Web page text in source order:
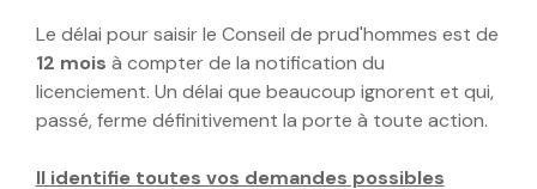
Le délai pour saisir le Conseil de prud'hommes est de
12 mois à compter de la notification du
licenciement. Un délai que beaucoup ignorent et qui,
passé, ferme définitivement la porte à toute action.
Il identifie toutes vos demandes possibles